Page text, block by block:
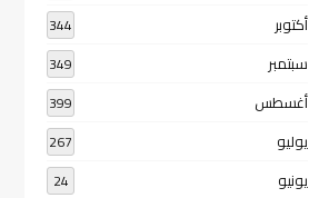
أكتوبر 344
سبتمبر 349
أغسطس 399
يوليو 267
يونيو 24